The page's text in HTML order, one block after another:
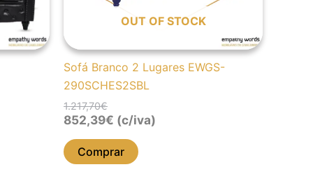
OUT OF STOCK
Sofá Branco 2 Lugares EWGS-
290SCHES2SBL
1.217,70€
852,39€ (c/iva)
Comprar